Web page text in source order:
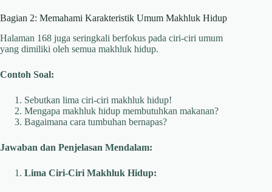
Bagian 2: Memahami Karakteristik Umum Makhluk Hidup
Halaman 168 juga seringkali berfokus pada ciri-ciri umum
yang dimiliki oleh semua makhluk hidup.
Contoh Soal:
Sebutkan lima ciri-ciri makhluk hidup!
Mengapa makhluk hidup membutuhkan makanan?
Bagaimana cara tumbuhan bernapas?
Jawaban dan Penjelasan Mendalam:
Lima Ciri-Ciri Makhluk Hidup: